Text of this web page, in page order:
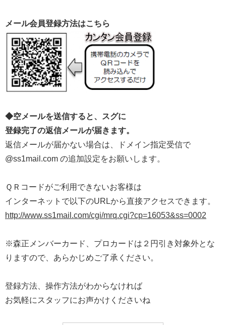
メール会員登録方法はこちら
◆空メールを送信すると、スグに
登録完了の返信メールが届きます。
返信メールが届かない場合は、ドメイン指定受信で
@ss1mail.com の追加設定をお願いします。
ＱＲコードがご利用できないお客様は
インターネットで以下のURLから直接アクセスできます。
http://www.ss1mail.com/cgi/mrq.cgi?cp=16053&ss=0002
※森正メンバーカード、プロカードは２円引き対象外とな
りますので、あらかじめご了承ください。
登録方法、操作方法がわからなければ
お気軽にスタッフにお声かけくださいね